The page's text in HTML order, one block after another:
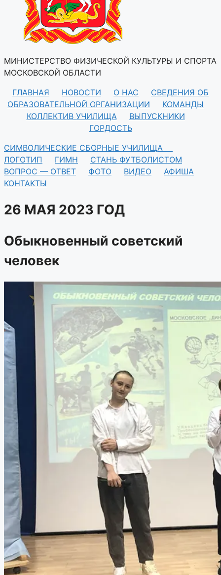
МИНИСТЕРСТВО ФИЗИЧЕСКОЙ КУЛЬТУРЫ И СПОРТА
МОСКОВСКОЙ ОБЛАСТИ
ГЛАВНАЯ
НОВОСТИ О НАС
СВЕДЕНИЯ ОБ
ОБРАЗОВАТЕЛЬНОЙ ОРГАНИЗАЦИИ
КОМАНДЫ
КОЛЛЕКТИВ УЧИЛИЩА
ВЫПУСКНИКИ
ГОРДОСТЬ
СИМВОЛИЧЕСКИЕ СБОРНЫЕ УЧИЛИЩА
ЛОГОТИП
ГИМН
СТАНЬ ФУТБОЛИСТОМ
ВОПРОС — ОТВЕТ
ФОТО ВИДЕО
АФИША
КОНТАКТЫ
26 МАЯ 2023 ГОД
Обыкновенный советский
человек